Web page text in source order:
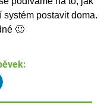
postavit doma.
🙂